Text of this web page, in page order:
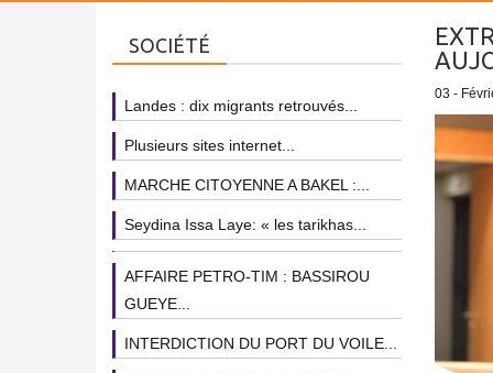
03 -
SOCIÉTÉ
Landes : dix migrants retrouvés...
Plusieurs sites internet...
MARCHE CITOYENNE A BAKEL :...
Seydina Issa Laye: « les tarikhas...
AFFAIRE PETRO-TIM : BASSIROU
GUEYE...
INTERDICTION DU PORT DU VOILE...